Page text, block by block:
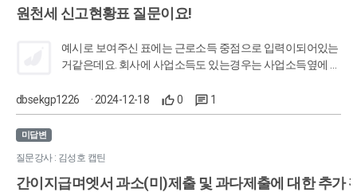
원천세 신고현황표 질문이요!
예시로 보여주신 표에는 근로소득 중점으로 입력이되어있는
거같은데요. 회사에 사업소득도 있는경우는 사업소득옆에 지
추가해서 입력해줘야하는건가요?
dbsekgp1226 · 2024-12-18 0 1
미답변
질문강사 : 김성호 캡틴
간이지급며엣서 과소(미)제출 및 과다제출에 대한 추가